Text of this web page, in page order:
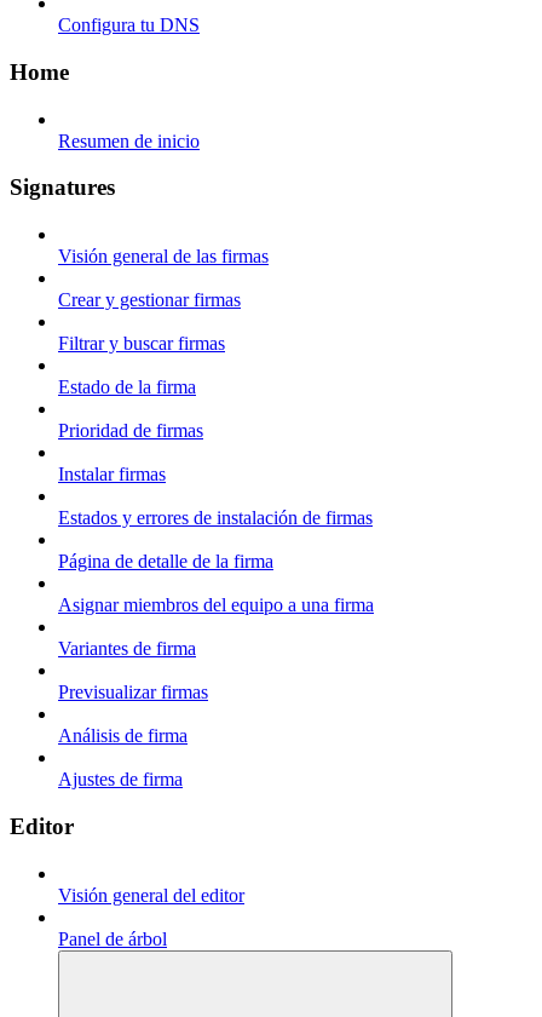
Configura tu DNS
Home
Resumen de inicio
Signatures
Visión general de las firmas
Crear y gestionar firmas
Filtrar y buscar firmas
Estado de la firma
Prioridad de firmas
Instalar firmas
Estados y errores de instalación de firmas
Página de detalle de la firma
Asignar miembros del equipo a una firma
Variantes de firma
Previsualizar firmas
Análisis de firma
Ajustes de firma
Editor
Visión general del editor
Panel de árbol